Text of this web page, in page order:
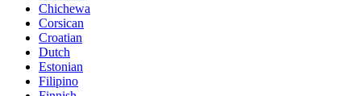
Chichewa
Corsican
Croatian
Dutch
Estonian
Filipino